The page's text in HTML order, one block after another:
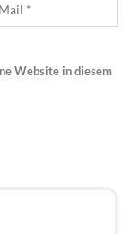
Website in diesem